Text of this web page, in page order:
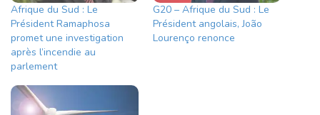
Afrique du Sud : Le
Président Ramaphosa
promet une investigation
après l’incendie au
parlement
G20 – Afrique du Sud : Le
Président angolais, João
Lourenço renonce